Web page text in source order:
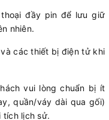
thoại đầy pin để lưu giữ
nhiên.
các thiết bị điện tử khi
vui lòng chuẩn bị ít
quần/váy dài qua gối)
tích lịch sử.